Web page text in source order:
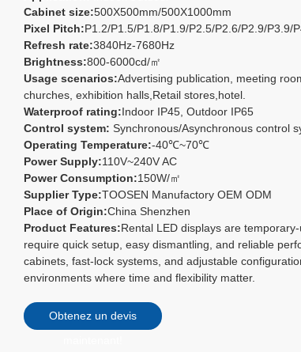
Cabinet size:500X500mm/500X1000mm
Pixel Pitch:P1.2/P1.5/P1.8/P1.9/P2.5/P2.6/P2.9/P3.9/
Refresh rate:3840Hz-7680Hz
Brightness:800-6000cd/㎡
Usage scenarios:Advertising publication, meeting
churches, exhibition halls,Retail stores,hotel.
Waterproof rating:Indoor IP45, Outdoor IP65
Control system: Synchronous/Asynchronous control
Operating Temperature:-40℃~70℃
Power Supply:110V~240V AC
Power Consumption:150W/㎡
Supplier Type:TOOSEN Manufactory OEM ODM
Place of Origin:China Shenzhen
Product Features:Rental LED displays are
require quick setup, easy dismantling, and reliable
cabinets, fast-lock systems, and adjustable
environments where time and flexibility matter.
Obtenez un devis